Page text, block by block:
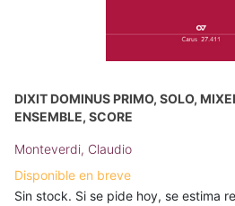
DIXIT DOMINUS PRIMO, SOLO,
ENSEMBLE, SCORE
Monteverdi, Claudio
Disponible en breve
Sin stock. Si se pide hoy, se estima